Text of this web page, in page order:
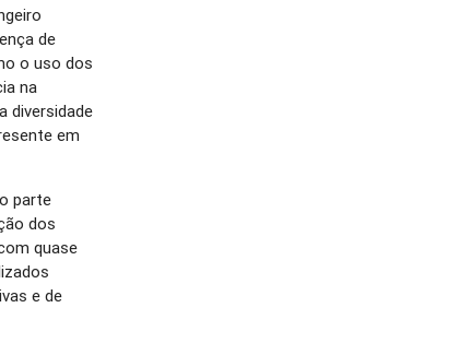
de
o uso dos
na
diversidade
em
parte
dos
quase
e de